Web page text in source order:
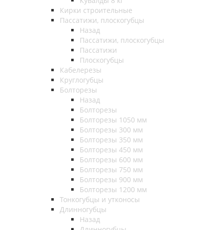
Кирки строительные
Пассатижи, плоскогубцы
Назад
Пассатижи, плоскогубцы
Пассатижи
Плоскогубцы
Кабелерезы
Круглогубцы
Болторезы
Назад
Болторезы
Болторезы 1050 мм
Болторезы 300 мм
Болторезы 350 мм
Болторезы 450 мм
Болторезы 600 мм
Болторезы 750 мм
Болторезы 900 мм
Болторезы 1200 мм
Тонкогубцы и утконосы
Длинногубцы
Назад